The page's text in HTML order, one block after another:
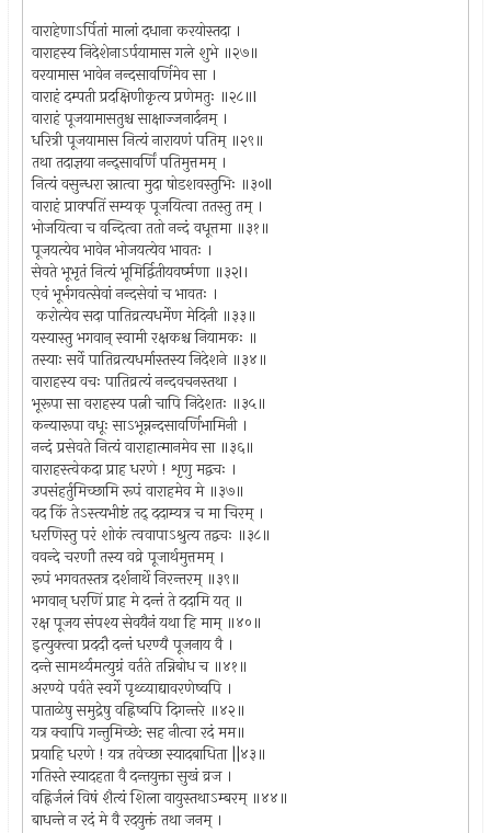
वाराहेणाऽर्पितां मालां दधाना करयोस्तदा ।
वाराहस्य निदेशेनाऽर्पयामास गले शुभे ॥२७॥
वरयामास भावेन नन्दसावर्णिमेव सा ।
वाराहं दम्पती प्रदक्षिणीकृत्य प्रणेमतुः ॥२८॥l
वाराहं पूजयामासतुश्च साक्षाज्जनार्दनम् ।
धरित्री पूजयामास नित्यं नारायणं पतिम् ॥२९॥
तथा तदाज्ञया नन्द्सावर्णिं पतिमुत्तमम् ।
नित्यं वसुन्धरा स्नात्वा मुदा षोडशवस्तुभिः ॥३०ll
वाराहं प्राक्पतिं सम्यक् पूजयित्वा ततस्तु तम् ।
भोजयित्वा च वन्दित्वा ततो नन्दं वधूत्तमा ॥३१॥
पूजयत्येव भावेन भोजयत्येव भावतः ।
सेवते भूभृतं नित्यं भूमिर्द्वितीयवर्ष्मणा ॥३२l।
एवं भूर्भगवत्सेवां नन्दसेवां च भावतः ।
करोत्येव सदा पातिव्रत्यधर्मेण मेदिनी ॥३३॥
यस्यास्तु भगवान् स्वामी रक्षकश्च नियामकः ॥
तस्याः सर्वे पातिव्रत्यधर्मास्तस्य निदेशने ॥३४॥
वाराहस्य वचः पातिव्रत्यं नन्दवचनस्तथा ।
भूरूपा सा वराहस्य पत्नी चापि निदेशतः ॥३५॥
कन्यारूपा वधूः साऽभून्नन्दसावर्णिभामिनी ।
नन्दं प्रसेवते नित्यं वाराहात्मानमेव सा ॥३६॥
वाराहस्त्वेकदा प्राह धरणे ! शृणु मद्वचः ।
उपसंहर्तुमिच्छामि रूपं वाराहमेव मे ॥३७॥
वद किं तेऽस्त्यभीष्टं तद् ददाम्यत्र च मा चिरम् ।
धरणिस्तु परं शोकं त्ववापाऽश्रुत्य तद्वचः ॥३८॥
ववन्दे चरणौ तस्य वव्रे पूजार्थमुत्तमम् ।
रूपं भगवतस्तत्र दर्शनार्थे निरन्तरम् ॥३९॥
भगवान् धरणिं प्राह मे दन्तं ते ददामि यत् ॥
रक्ष पूजय संपश्य सेवयैनं यथा हि माम् ॥४०॥
इत्युक्त्वा प्रददौ दन्तं धरण्यै पूजनाय वै ।
दन्ते सामर्थ्यमत्युग्रं वर्तते तन्निबोध च ॥४१॥
अरण्ये पर्वते स्वर्गे पृथ्व्याद्यावरणेष्वपि ।
पाताळेषु समुद्रेषु वह्निष्वपि दिगन्तरे ॥४२॥
यत्र क्वापि गन्तुमिच्छे: सह नीत्वा रदं मम॥
प्रयाहि धरणे ! यत्र तवेच्छा स्यादबाधिता ||४३॥
गतिस्ते स्यादहता वै दन्तयुक्ता सुखं व्रज ।
वह्निर्जलं विषं शैत्यं शिला वायुस्तथाऽम्बरम् ॥४४॥
बाधन्ते न रदं मे वै रदयुक्तं तथा जनम् ।